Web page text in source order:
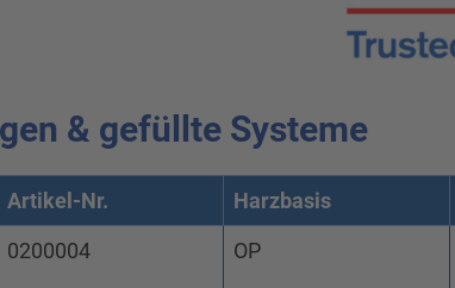
& gefüllte Systeme
Artikel-Nr. Harzbasis
0200004 OP